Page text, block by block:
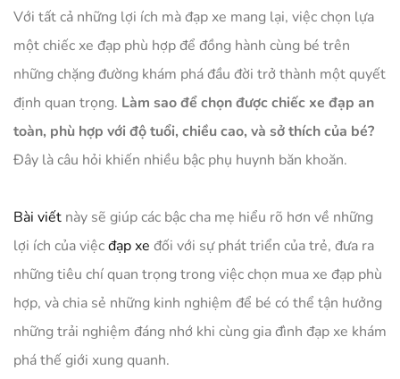
Với tất cả những lợi ích mà đạp xe mang lại, việc chọn lựa
một chiếc xe đạp phù hợp để đồng hành cùng bé trên
những chặng đường khám phá đầu đời trở thành một quyết
định quan trọng. Làm sao để chọn được chiếc xe đạp an
toàn, phù hợp với độ tuổi, chiều cao, và sở thích của bé?
Đây là câu hỏi khiến nhiều bậc phụ huynh băn khoăn.
Bài viết này sẽ giúp các bậc cha mẹ hiểu rõ hơn về những
lợi ích của việcđạp xe đối với sự phát triển của trẻ, đưa ra
những tiêu chí quan trọng trong việc chọn mua xe đạp phù
hợp, và chia sẻ những kinh nghiệm để bé có thể tận hưởng
những trải nghiệm đáng nhớ khi cùng gia đình đạp xe khám
phá thế giới xung quanh.